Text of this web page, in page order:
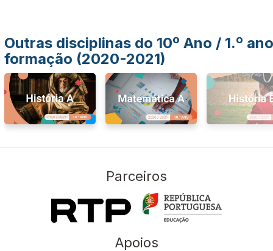
Outras disciplinas do 10º Ano / 1.º ano
formação (2020-2021)
Parceiros
Apoios